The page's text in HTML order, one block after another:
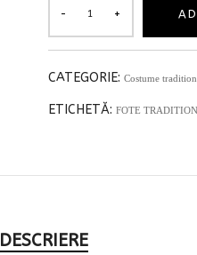
CATEGORIE: Costume
ETICHETĂ: FOTE
DESCRIERE